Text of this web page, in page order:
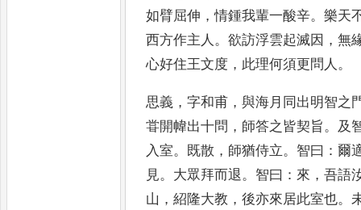
如臂屈伸 ，情鍾我輩一酸辛。樂天
西方作主人 。欲訪浮雲起滅因 ，無
心好住王文度 ， 此理何須更問人 。
思義 ，字和甫 ，與海月同出明智之
甞開幃出十問 ， 師答之皆契旨 。
及
入室。 既散 ， 師猶侍立。 智曰 ：爾
見。 大眾拜而退 。 智曰 ： 來 ，吾語
山 ，紹隆大教 ，後亦來居此室也。